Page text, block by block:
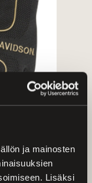
ja mainosten
Lisäksi